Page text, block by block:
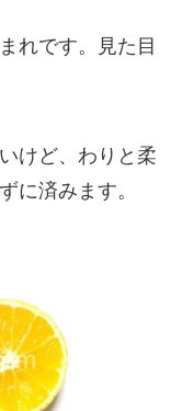
れです。見た目
けど、わりと柔
に済みます。